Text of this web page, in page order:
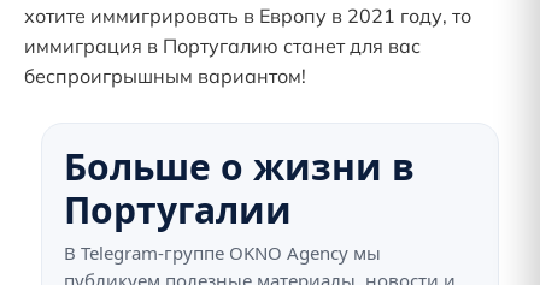
хотите иммигрировать в Европу в 2021 году, то
иммиграция в Португалию станет для вас
беспроигрышным вариантом!
Больше о жизни в
Португалии
В Telegram-группе OKNO Agency мы